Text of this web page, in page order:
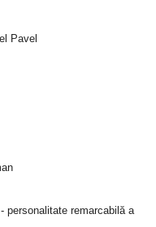
Pavel
personalitate remarcabilă a